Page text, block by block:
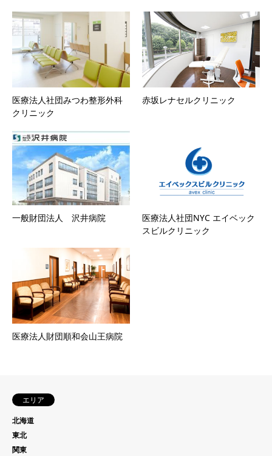
医療法人社団みつわ整形外科
クリニック
赤坂レナセルクリニック
一般財団法人 沢井病院
医療法人社団NYC エイベック
スビルクリニック
医療法人財団順和会山王病院
エリア
北海道
東北
関東